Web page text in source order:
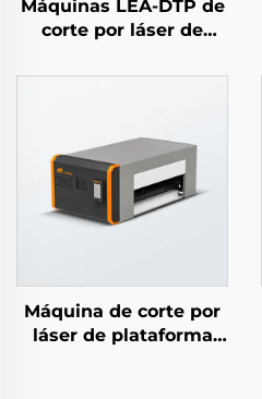
Máquinas LEA-DTP de
corte por láser de
automáticas y de alta
Máquina de corte por
láser de plataforma